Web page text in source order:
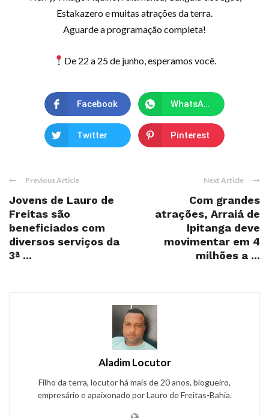
Estakazero e muitas atrações da terra.
Aguarde a programação completa!
De 22 a 25 de junho, esperamos você.
Facebook WhatsApp
Twitter Pinterest
Previous Article
Jovens de Lauro de
Freitas são
beneficiados com
diversos serviços da
3ª ...
Next Article
Com grandes
atrações, Arraiá de
Ipitanga deve
movimentar em 4
milhões a ...
Aladim Locutor
Filho da terra, locutor há mais de 20 anos, blogueiro,
empresário e apaixonado por Lauro de Freitas-Bahia.